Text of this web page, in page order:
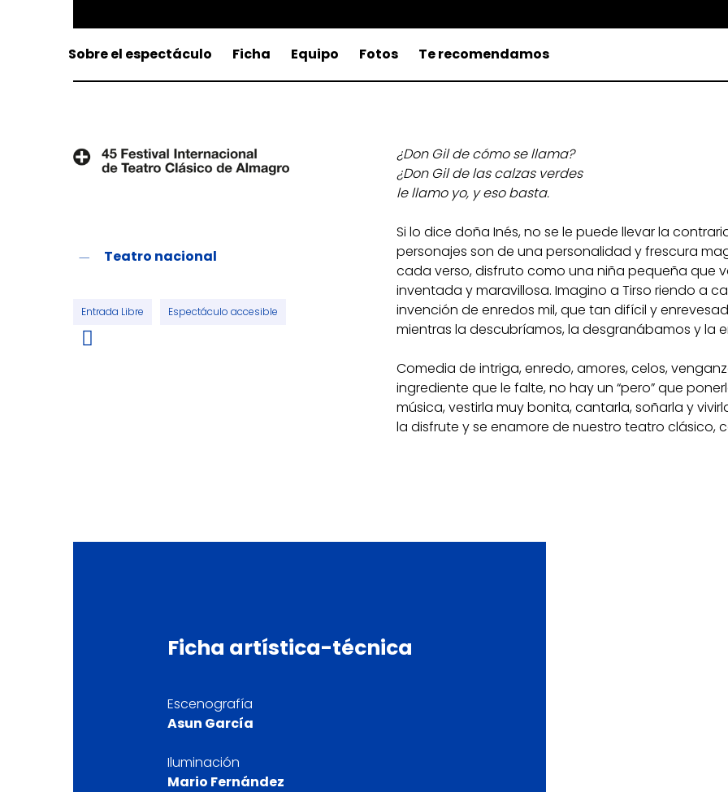
Sobre el espectáculo Ficha Equipo Fotos Te recomendamos
Teatro nacional
Entrada Libre Espectáculo accesible
¿Don Gil de cómo se llama?
¿Don Gil de las calzas verdes
le llamo yo, y eso basta.
Si lo dice doña Inés, no se le puede llevar la
personajes son de una personalidad y frescura
cada verso, disfruto como una niña pequeña que
inventada y maravillosa. Imagino a Tirso riendo a
invención de enredos mil, que tan difícil y
mientras la descubríamos, la desgranábamos y la
Comedia de intriga, enredo, amores, celos,
ingrediente que le falte, no hay un “pero” que
música, vestirla muy bonita, cantarla, soñarla y
la disfrute y se enamore de nuestro teatro clásico,
Ficha artística-técnica
Escenografía
Asun García
Iluminación
Mario Fernández